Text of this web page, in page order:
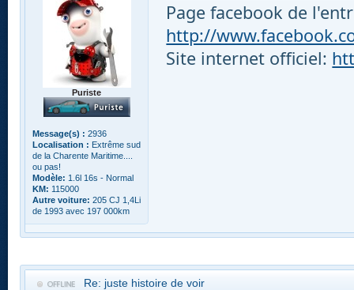
Puriste
Message(s) : 2936
Localisation : Extrême sud
de la Charente Maritime....
ou pas!
Modèle: 1.6l 16s - Normal
KM: 115000
Autre voiture: 205 CJ 1,4Li
de 1993 avec 197 000km
Page facebook de
http://
Site internet officiel:
Re: juste histoire de voir